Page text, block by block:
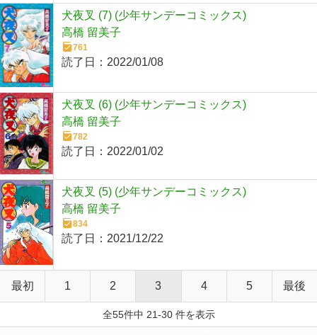
犬夜叉 (7) (少年サンデーコミックス)
高橋 留美子
761
読了日： 2022/01/08
犬夜叉 (6) (少年サンデーコミックス)
高橋 留美子
782
読了日： 2022/01/02
犬夜叉 (5) (少年サンデーコミックス)
高橋 留美子
834
読了日： 2021/12/22
最初 1 2 3 4 5 最後
全55件中 21-30 件を表示